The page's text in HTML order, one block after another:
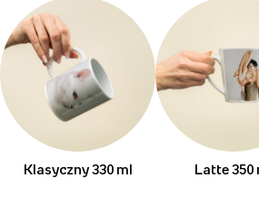
Klasyczny 330 ml Latte 350